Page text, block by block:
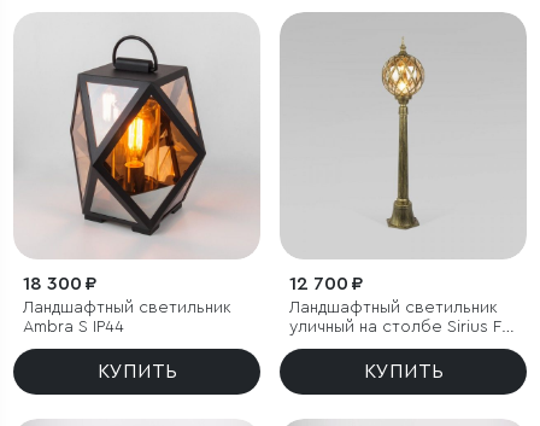
18 300 ₽
Ландшафтный светильник
Ambra S IP44
КУПИТЬ
12 700 ₽
Ландшафтный светильник
уличный на столбе Sirius F
черное золото IP44
КУПИТЬ